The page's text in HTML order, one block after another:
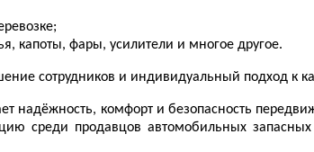
капоты, фары, усилители и многое другое.
сотрудников и индивидуальный подход к
надёжность, комфорт и безопасность
среди продавцов автомобильных